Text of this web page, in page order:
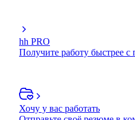
hh PRO
Получите работу быстрее
Хочу у вас работать